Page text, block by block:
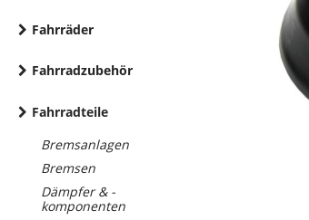
Fahrräder
Fahrradzubehör
Fahrradteile
Bremsanlagen
Bremsen
Dämpfer & -
komponenten